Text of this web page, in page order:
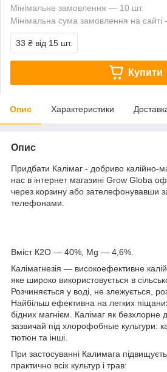
Мінімальне замовлення — 10 шт.
Мінімальна сума замовлення на
33 ₴ від 15 шт.
Купити
Опис Характеристики
Опис
Придбати Калімаг - добриво калійно-
нас в інтернет магазині Grow Globa
через корзину або зателефонувавши
телефонами.
Вміст К2О — 40%, Mg — 4,6%.
Калімагнезія — високоефективне
яке широко використовується в
Розчиняється у воді, не злежується,
Найбільш ефективна на легких
бідних магнієм. Калімаг як безхлорне
зазвичай під хлорофобные культури:
тютюн та інші.
При застосуванні Калимага
практично всіх культур і трав: